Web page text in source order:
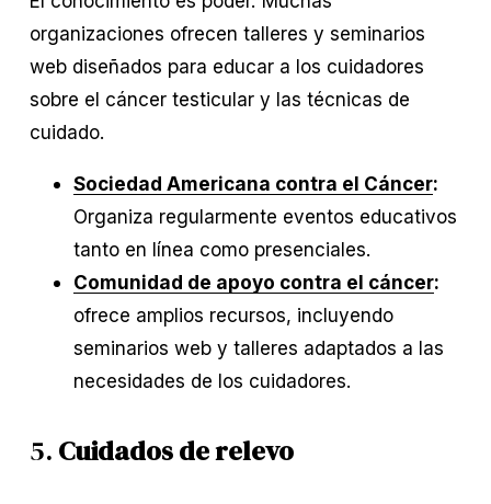
organizaciones ofrecen talleres y seminarios
web diseñados para educar a los cuidadores
sobre el cáncer testicular y las técnicas de
cuidado.
Sociedad Americana contra el Cáncer:
Organiza regularmente eventos educativos
tanto en línea como presenciales.
Comunidad de apoyo contra el cáncer:
ofrece amplios recursos, incluyendo
seminarios web y talleres adaptados a las
necesidades de los cuidadores.
5. Cuidados de relevo